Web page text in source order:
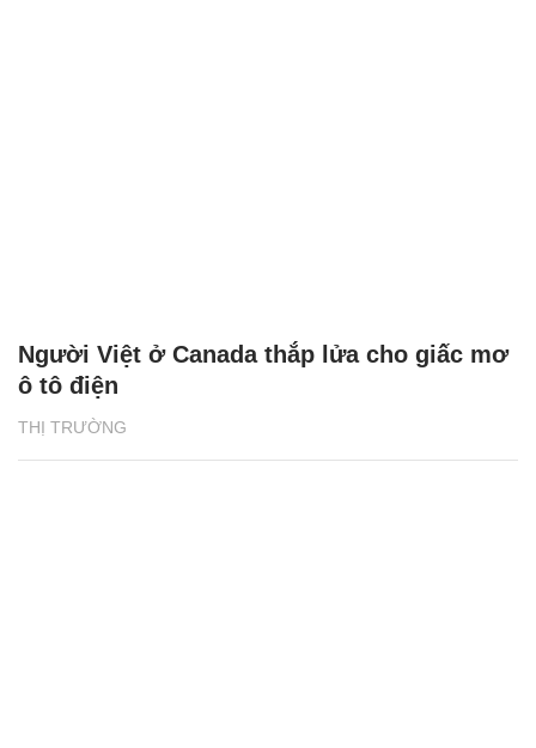
THỊ TRƯỜNG
Người Việt ở Canada thắp lửa cho giấc mơ
ô tô điện